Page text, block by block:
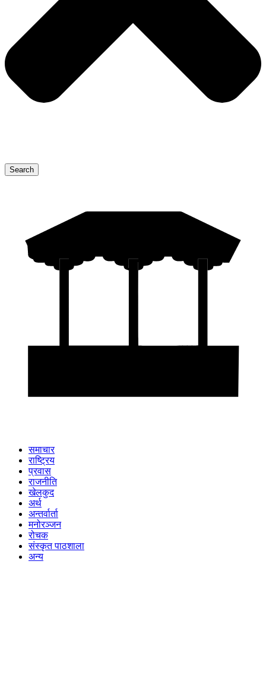
Search
समाचार
राष्ट्रिय
प्रवास
राजनीति
खेलकुद
अर्थ
अन्तर्वार्ता
मनोरञ्जन
रोचक
संस्कृत पाठशाला
अन्य